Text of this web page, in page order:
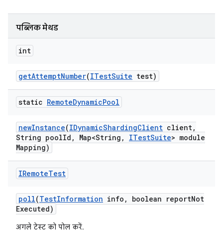
पब्लिक मेथड
int
getAttemptNumber(ITestSuite test)
static RemoteDynamicPool
newInstance(IDynamicShardingClient client,
String poolId , Map<String , ITestSuite> module
Mapping)
IRemoteTest
poll(TestInformation info , boolean reportNot
Executed)
अगले टेस्ट को पोल करें.